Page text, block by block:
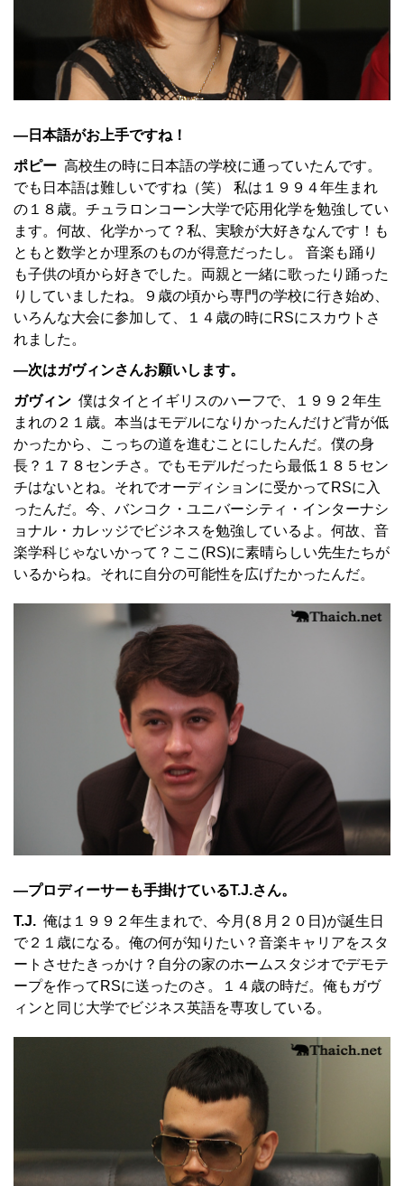
—日本語がお上手ですね！
ポピー 高校生の時に日本語の学校に通っていたんです。
でも日本語は難しいですね（笑） 私は１９９４年生まれ
の１８歳。チュラロンコーン大学で応用化学を勉強してい
ます。何故、化学かって？私、実験が大好きなんです！も
ともと数学とか理系のものが得意だったし。 音楽も踊り
も子供の頃から好きでした。両親と一緒に歌ったり踊った
りしていましたね。９歳の頃から専門の学校に行き始め、
いろんな大会に参加して、１４歳の時にRSにスカウトさ
れました。
—次はガヴィンさんお願いします。
ガヴィン 僕はタイとイギリスのハーフで、１９９２年生
まれの２１歳。本当はモデルになりかったんだけど背が低
かったから、こっちの道を進むことにしたんだ。僕の身
長？１７８センチさ。でもモデルだったら最低１８５セン
チはないとね。それでオーディションに受かってRSに入
ったんだ。今、バンコク・ユニバーシティ・インターナシ
ョナル・カレッジでビジネスを勉強しているよ。何故、音
楽学科じゃないかって？ここ(RS)に素晴らしい先生たちが
いるからね。それに自分の可能性を広げたかったんだ。
—プロディーサーも手掛けているT.J.さん。
T.J. 俺は１９９２年生まれで、今月(８月２０日)が誕生日
で２１歳になる。俺の何が知りたい？音楽キャリアをスタ
ートさせたきっかけ？自分の家のホームスタジオでデモテ
ープを作ってRSに送ったのさ。１４歳の時だ。俺もガヴ
ィンと同じ大学でビジネス英語を専攻している。